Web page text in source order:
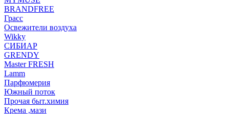
BRANDFREE
Грасс
Освежители воздуха
Wikky
СИБИАР
GRENDY
Master FRESH
Lamm
Парфюмерия
Южный поток
Прочая быт.химия
Крема ,мази